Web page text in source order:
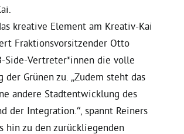
kreative Element am Kreativ-Kai
Fraktionsvorsitzender Otto
Side-Vertreter*innen die volle
der Grünen zu. „Zudem steht das
andere Stadtentwicklung des
der Integration.“, spannt Reiners
hin zu den zurückliegenden